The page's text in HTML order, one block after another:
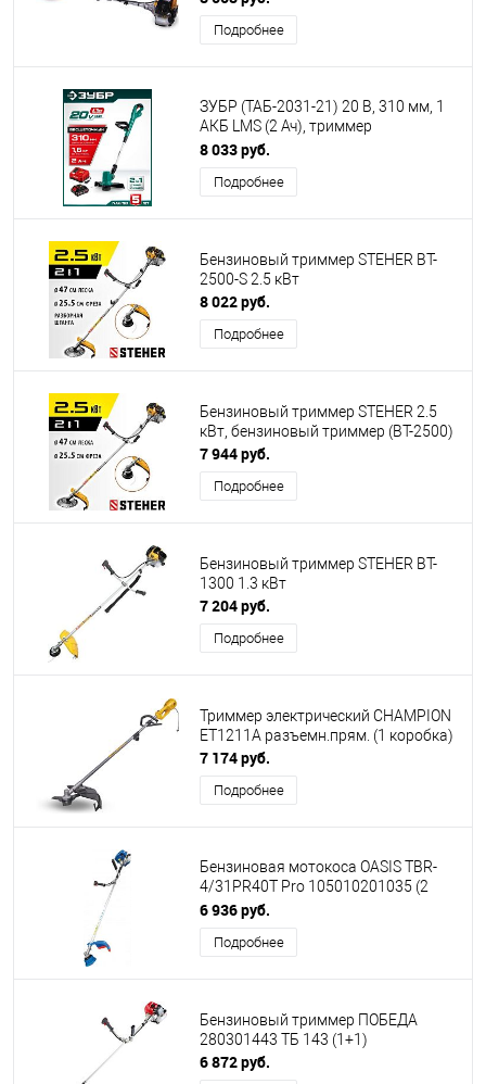
Подробнее
ЗУБР (ТАБ-2031-21) 20 В, 310 мм, 1
АКБ LMS (2 Ач), триммер
аккумуляторный бесщеточный
8 033 руб.
Подробнее
Бензиновый триммер STEHER BT-
2500-S 2.5 кВт
8 022 руб.
Подробнее
Бензиновый триммер STEHER 2.5
кВт, бензиновый триммер (BT-2500)
7 944 руб.
Подробнее
Бензиновый триммер STEHER BT-
1300 1.3 кВт
7 204 руб.
Подробнее
Триммер электрический CHAMPION
ET1211А разъемн.прям. (1 коробка)
7 174 руб.
Подробнее
Бензиновая мотокоса OASIS TBR-
4/31PR40T Pro 105010201035 (2
коробки)
6 936 руб.
Подробнее
Бензиновый триммер ПОБЕДА
280301443 ТБ 143 (1+1)
6 872 руб.